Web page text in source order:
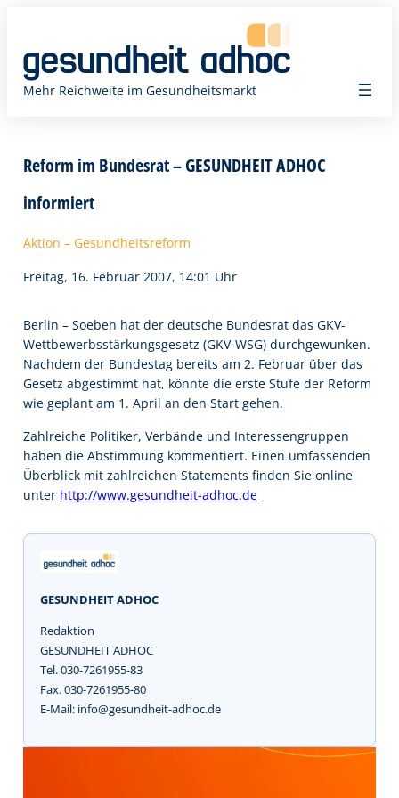
springen
Mehr Reichweite im Gesundheitsmarkt
Reform im Bundesrat – GESUNDHEIT ADHOC
informiert
Aktion – Gesundheitsreform
Freitag, 16. Februar 2007, 14:01 Uhr
Berlin – Soeben hat der deutsche Bundesrat das GKV-
Wettbewerbsstärkungsgesetz (GKV-WSG) durchgewunken.
Nachdem der Bundestag bereits am 2. Februar über das
Gesetz abgestimmt hat, könnte die erste Stufe der Reform
wie geplant am 1. April an den Start gehen.
Zahlreiche Politiker, Verbände und Interessengruppen
haben die Abstimmung kommentiert. Einen umfassenden
Überblick mit zahlreichen Statements finden Sie online
unter http://www.gesundheit-adhoc.de
GESUNDHEIT ADHOC
Redaktion
GESUNDHEIT ADHOC
Tel. 030-7261955-83
Fax. 030-7261955-80
E-Mail: info@gesundheit-adhoc.de